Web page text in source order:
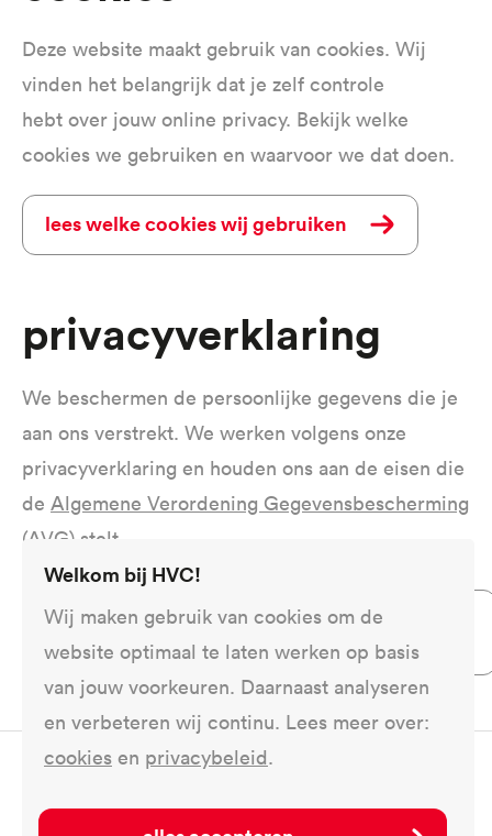
Deze website maakt gebruik van cookies. Wij
vinden het belangrijk dat je zelf controle
hebt over jouw online privacy. Bekijk welke
cookies we gebruiken en waarvoor we dat doen.
Lees welke cookies wij gebruiken
Privacyverklaring
We beschermen de persoonlijke gegevens die je
aan ons verstrekt. We werken volgens onze
privacyverklaring en houden ons aan de eisen die
de Algemene Verordening Gegevensbescherming
(AVG) stelt.
privacyverklaring_warmtenet_pijnacker-
nootdorp.pdf
Deel dit op ...
Welkom bij HVC!
Wij maken gebruik van cookies om de
website optimaal te laten werken op basis
van jouw voorkeuren. Daarnaast analyseren
en verbeteren wij continu. Lees meer over:
cookies en privacybeleid.